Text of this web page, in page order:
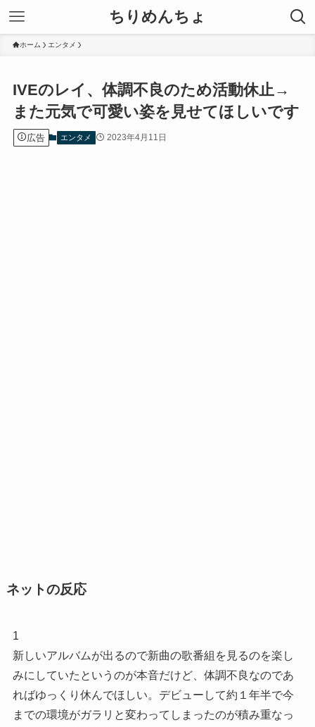
ちりめんちょ
ホーム エンタメ
IVEのレイ、体調不良のため活動休止→
また元気で可愛い姿を見せてほしいです
広告 エンタメ 2023年4月11日
ネットの反応
1
新しいアルバムが出るので新曲の歌番組を見るのを楽し
みにしていたというのが本音だけど、体調不良なのであ
ればゆっくり休んでほしい。デビューして約１年半で今
までの環境がガラリと変わってしまったのが積み重なっ